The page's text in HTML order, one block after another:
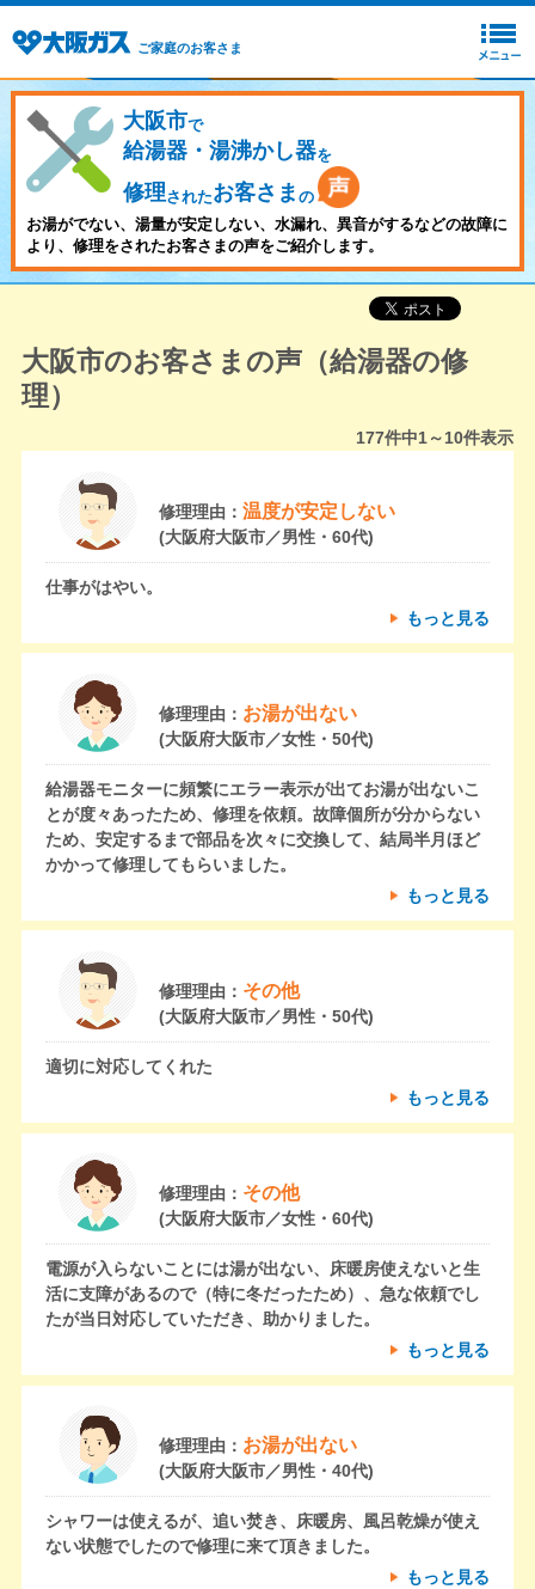
ご家庭のお客さま
大阪市で
給湯器・湯沸かし器を
修理されたお客さま の
お湯がでない、湯量が安定しない、水漏れ、異音がするなどの故障に
より、修理をされたお客さまの声をご紹介します。
大阪市のお客さまの声（給湯器の修
理）
177件中1～10件表示
修理理由： 温度が安定しない
(大阪府大阪市／男性・60代)
仕事がはやい。
もっと見る
修理理由： お湯が出ない
(大阪府大阪市／女性・50代)
給湯器モニターに頻繁にエラー表示が出てお湯が出ないこ
とが度々あったため、修理を依頼。故障個所が分からない
ため、安定するまで部品を次々に交換して、結局半月ほど
かかって修理してもらいました。
もっと見る
修理理由： その他
(大阪府大阪市／男性・50代)
適切に対応してくれた
もっと見る
修理理由： その他
(大阪府大阪市／女性・60代)
電源が入らないことには湯が出ない、床暖房使えないと生
活に支障があるので（特に冬だったため）、急な依頼でし
たが当日対応していただき、助かりました。
もっと見る
修理理由： お湯が出ない
(大阪府大阪市／男性・40代)
シャワーは使えるが、追い焚き、床暖房、風呂乾燥が使え
ない状態でしたので修理に来て頂きました。
もっと見る